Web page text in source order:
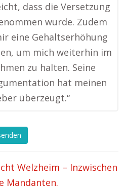
dass die Versetzung
wurde. Zudem
eine Gehaltserhöhung
um mich weiterhin im
zu halten. Seine
hat meinen
überzeugt.“
Welzheim – Inzwischen
Mandanten.